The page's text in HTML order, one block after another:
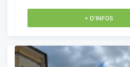
+ D'INFOS